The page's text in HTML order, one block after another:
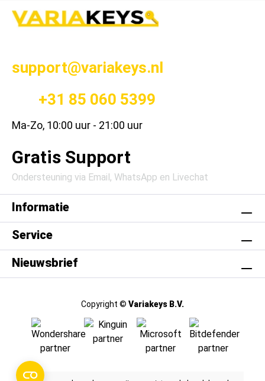
support@variakeys.nl
+31 85 060 5399
Ma-Zo, 10:00 uur - 21:00 uur
Gratis Support
Ondersteuning via Email, WhatsApp en Livechat
Informatie
Service
Nieuwsbrief
Copyright © Variakeys B.V.